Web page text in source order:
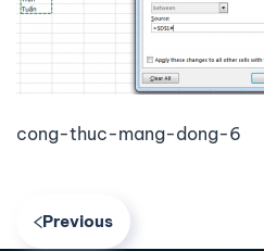
cong-thuc-mang-dong-6
Previous